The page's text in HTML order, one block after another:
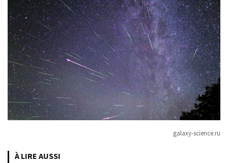
galaxy-science.ru
À LIRE AUSSI